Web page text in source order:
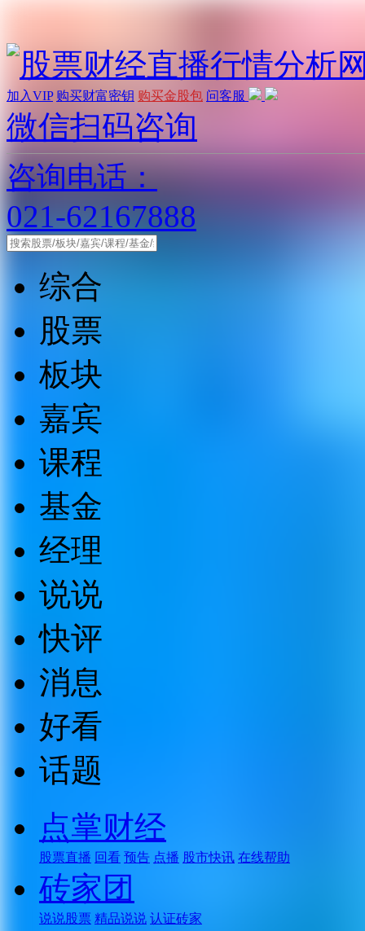
加入VIP 购买财富密钥 购买金股包 问客服
微信扫码咨询
咨询电话：
021-62167888
综合
股票
板块
嘉宾
课程
基金
经理
说说
快评
消息
好看
话题
点掌财经
股票直播 回看 预告 点播 股市快讯 在线帮助
砖家团
说说股票 精品说说 认证砖家